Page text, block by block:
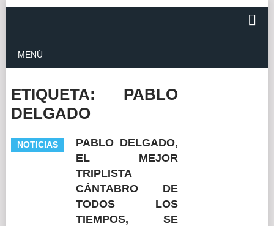
MENÚ
ETIQUETA: PABLO
DELGADO
NOTICIAS
PABLO DELGADO,
EL MEJOR
TRIPLISTA
CÁNTABRO DE
TODOS LOS
TIEMPOS, SE